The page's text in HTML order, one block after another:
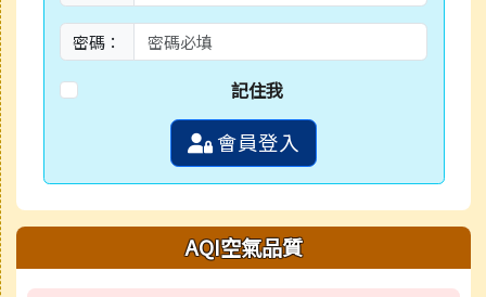
密碼：
記住我
會員登入
AQI空氣品質